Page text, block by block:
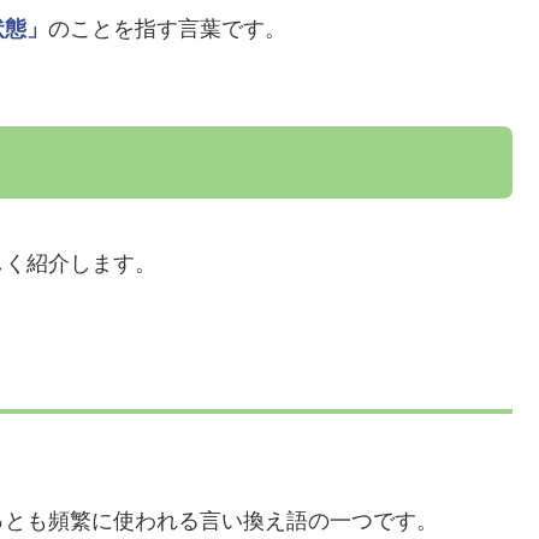
」 のことを指す言葉です。
紹介します。
も頻繁に使われる言い換え語の一つです。